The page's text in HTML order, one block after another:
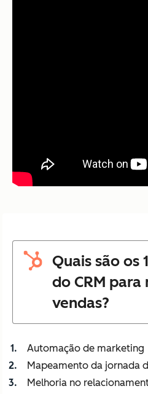
Quais são os
do CRM
vendas?
Automação de marketing
Mapeamento da jornada
Melhoria no